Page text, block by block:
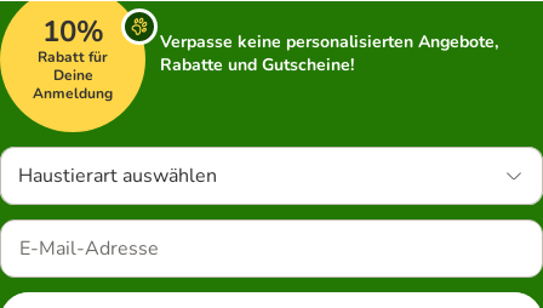
10%
Rabatt für
Deine
Anmeldung
Verpasse keine personalisierten Angebote,
Rabatte und Gutscheine!
Haustierart auswählen